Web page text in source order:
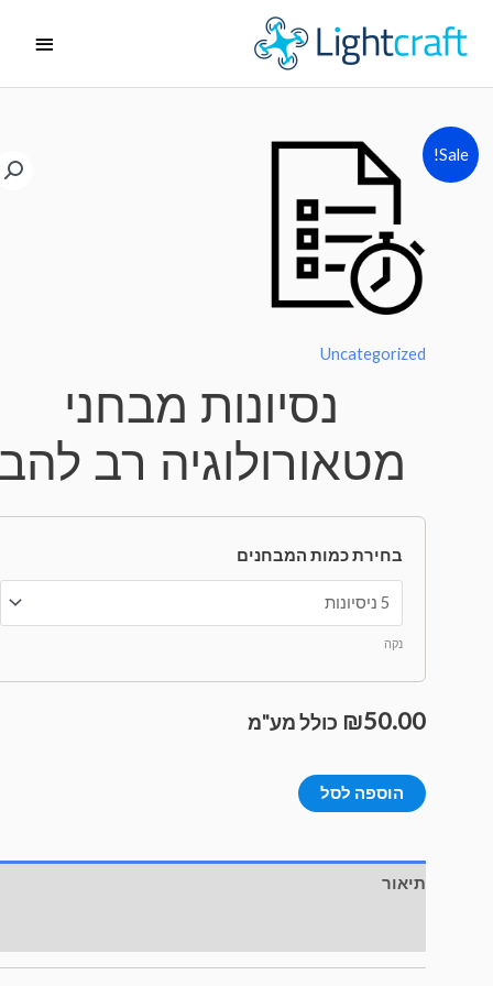
תפריט
ראשי
Sale!
Uncategorized
נסיונות מבחני
מטאורולוגיה רב להב
בחירת כמות המבחנים
₪50.00 כולל מע"מ
הוספה לסל
תיאור